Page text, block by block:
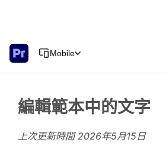
Mobile
編輯範本中的文字
上次更新時間2026年5月15日